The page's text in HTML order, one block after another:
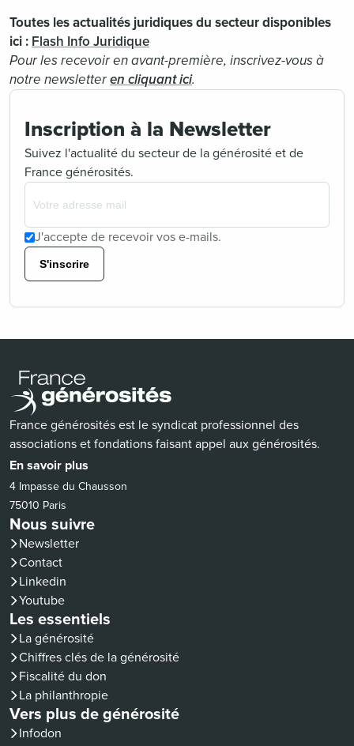
Toutes les actualités juridiques du secteur disponibles
ici : Flash Info Juridique
Pour les recevoir en avant-première, inscrivez-vous à
notre newsletteren cliquant ici.
Inscription à la Newsletter
Suivez l'actualité du secteur de la générosité et de
France générosités.
J'accepte de recevoir vos e-mails.
S'inscrire
France générosités est le syndicat professionnel des
associations et fondations faisant appel aux générosités.
En savoir plus
4 Impasse du Chausson
75010 Paris
Nous suivre
Newsletter
Contact
Linkedin
(nouvelle fenêtre)
Youtube
(nouvelle fenêtre)
Les essentiels
La générosité
Chiffres clés de la générosité
Fiscalité du don
La philanthropie
Vers plus de générosité
Infodon
(nouvelle fenêtre)